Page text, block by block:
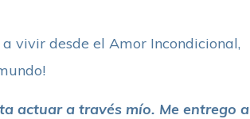
vivir desde el Amor Incondicional,
actuar a través mío. Me entrego a